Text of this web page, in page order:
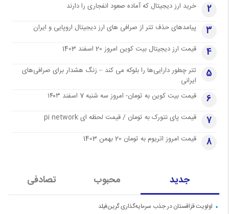
2 خرید ارز دیجیتال که آماده صعود انفجاری را دارند
3 پیامدهای حذف تتر از صرافی های ارز دیجیتال اروپایی و ایران
4 قیمت ارز دیجیتال بیت کوین امروز 20 اسفند 1403
5
تتر چطور دارایی‌ها را بلوکه می کند – زنگ هشدار برای صرافی‌های
ایرانی
6 قیمت بیت کوین به تومان- امروز سه شنبه 7 اسفند ۱۴۰۳
7 قیمت پای نتورک به تومان / قیمت لحظه ای pi network
8 قیمت امروز اتریوم به تومان 20 بهمن 1403
جدید محبوب تصادفی
اولویت قزاقستان در جذب سرمایه‌گذاری گرین‌فیلد